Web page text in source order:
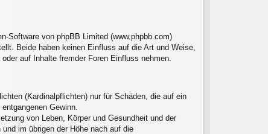
Software von phpBB Limited (www.phpbb.com)
Beide haben keinen Einfluss auf die Art und Weise,
auf Inhalte fremder Foren Einfluss nehmen.
(Kardinalpflichten) nur für Schäden, die auf ein
Gewinn.
von Leben, Körper und Gesundheit und der
im übrigen der Höhe nach auf die